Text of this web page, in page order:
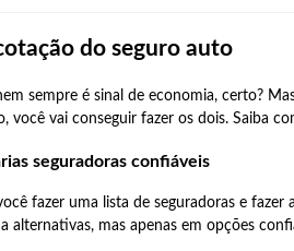
do seguro auto
sempre é sinal de economia, certo?
você vai conseguir fazer os dois. Saiba
seguradoras confiáveis
fazer uma lista de seguradoras e fazer
alternativas, mas apenas em opções